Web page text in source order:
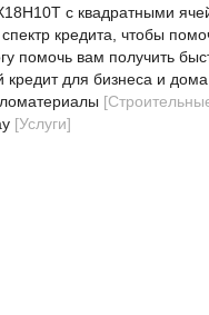
с квадратными
кредита, чтобы
помочь вам получить
для бизнеса и дома
[
[Услуги]